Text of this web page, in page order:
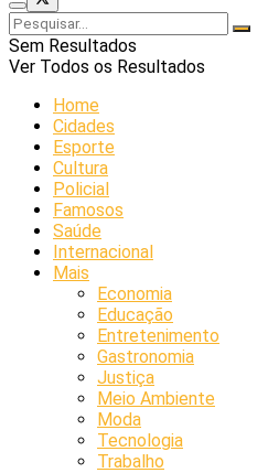
Sem Resultados
Ver Todos os Resultados
Home
Cidades
Esporte
Cultura
Policial
Famosos
Saúde
Internacional
Mais
Economia
Educação
Entretenimento
Gastronomia
Justiça
Meio Ambiente
Moda
Tecnologia
Trabalho